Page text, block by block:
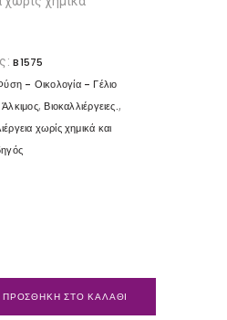
B1575
- Οικολογία - Γέλιο
, Βιοκαλλιέργειες.,
χωρίς χημικά και
ΠΡΟΣΘΗΚΗ ΣΤΟ ΚΑΛΑΘΙ